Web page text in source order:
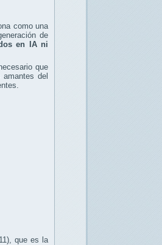
como una
de
en IA ni
que
del
que es la